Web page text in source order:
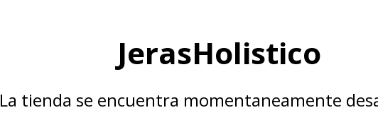
JerasHolistico
La tienda se encuentra momentaneamente